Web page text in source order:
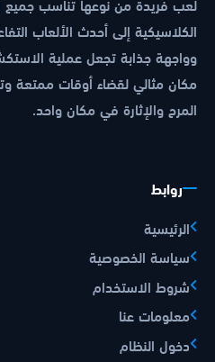
الكلاسيكية إلى أحدث الألعاب
وواجهة جذابة تجعل عملية
مكان مثالي لقضاء أوقات ممتعة
المرح والإثارة في مكان واحد.
روابط
الرئيسية
سياسة الخصوصية
شروط الاستخدام
معلومات عنا
دخول النظام